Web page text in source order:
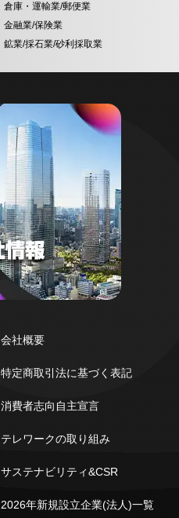
倉庫・運輸業/郵便業
金融業/保険業
鉱業/採石業/砂利採取業
会社概要
特定商取引法に基づく表記
消費者志向自主宣言
テレワークの取り組み
サステナビリティ&CSR
2026年新規設立企業(法人)一覧